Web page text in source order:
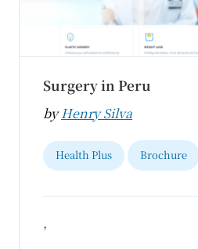
Surgery in Peru
byHenry Silva
Health Plus Brochure
,